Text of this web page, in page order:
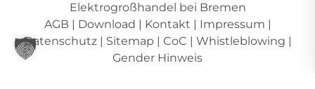
Elektrogroßhandel bei Bremen
AGB | Download | Kontakt | Impressum |
Datenschutz| Sitemap | CoC | Whistleblowing |
Gender Hinweis